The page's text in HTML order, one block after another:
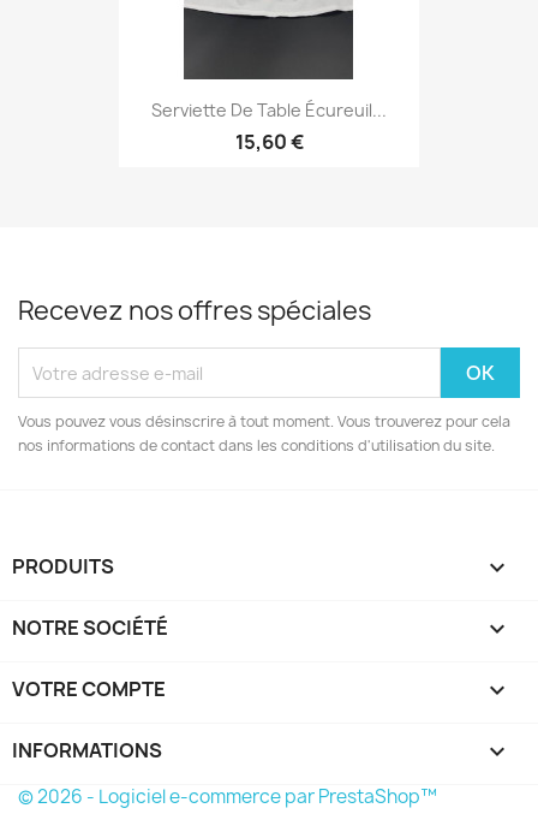
Serviette De Table Écureuil...
15,60 €
Recevez nos offres spéciales
Vous pouvez vous désinscrire à tout moment. Vous trouverez pour cela
nos informations de contact dans les conditions d'utilisation du site.
PRODUITS 
NOTRE SOCIÉTÉ 
VOTRE COMPTE 
INFORMATIONS keyboard_arrow_down
© 2026 - Logiciel e-commerce par PrestaShop™